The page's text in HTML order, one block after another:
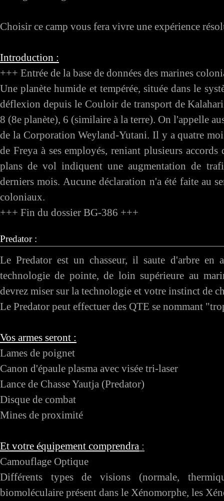
Choisir ce camp vous fera vivre une expérience
Introduction :
+++ Entrée de la base de données des marines
Une planète humide et tempérée, située dans le
déflexion depuis le Couloir de transport de
8 (8e planète), 6 (similaire à la terre). On l'appelle
de la Corporation Weyland-Yutani. Il y a quatre
de Freya à ses employés, reniant plusieurs
plans de vol indiquent une augmentation de
derniers mois. Aucune déclaration n'a été faite au
coloniaux.
+++ Fin du dossier BG-386 +++
Predator :
Le Predator est un chasseur, il saute d'arbre en
technologie de pointe, de loin supérieure au
devrez miser sur la technologie et votre instinct de
Le Predator peut effectuer des QTE se nommant
Vos armes seront :
Lames de poignet
Canon d'épaule plasma avec visée tri-laser
Lance de Chasse Yautja (Predator)
Disque de combat
Mines de proximité
Et votre équipement comprendra :
Camouflage Optique
Différents types de visions (normale,
biomoléculaire présent dans le Xénomorphe, les